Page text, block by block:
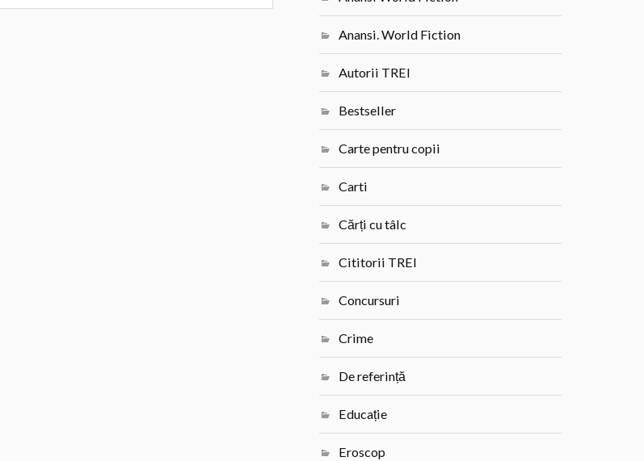
Anansi. World Fiction
Autorii TREI
Bestseller
Carte pentru copii
Carti
Cărți cu tâlc
Cititorii TREI
Concursuri
Crime
De referință
Educație
Eroscop